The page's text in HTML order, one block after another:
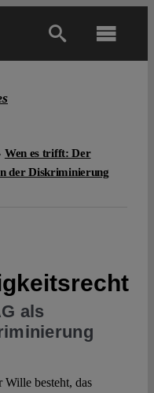
Wen es trifft: Der
der Diskriminierung
als
Wille besteht, das